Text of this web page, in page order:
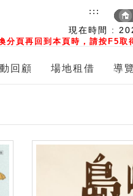
現在時間 :
分頁再回到本頁時，請按F5取
:::
回顧 場地租借 導